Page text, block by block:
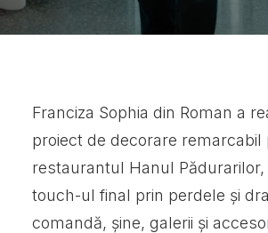
Franciza Sophia din Roman a
proiect de decorare remarcabil
restaurantul Hanul Pădurarilor,
touch-ul final prin perdele și
comandă, șine, galerii și